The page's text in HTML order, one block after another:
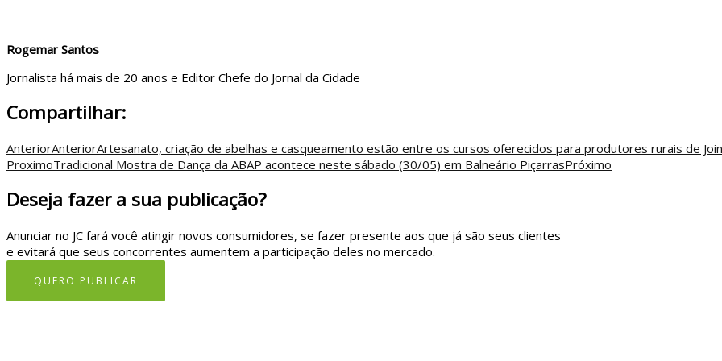
Rogemar Santos
Jornalista há mais de 20 anos e Editor Chefe do Jornal da Cidade
Compartilhar:
AnteriorAnteriorArtesanato, criação de abelhas e casqueamento estão entre os cursos oferecidos para produtores rurais de
ProximoTradicional Mostra de Dança da ABAP acontece neste sábado (30/05) em Balneário PiçarrasPróximo
Deseja fazer a sua publicação?
Anunciar no JC fará você atingir novos consumidores, se fazer presente aos que já são seus clientes
e evitará que seus concorrentes aumentem a participação deles no mercado.
QUERO PUBLICAR